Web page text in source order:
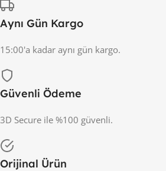
Aynı Gün Kargo
15:00'a kadar aynı gün kargo.
Güvenli Ödeme
3D Secure ile %100 güvenli.
Orijinal Ürün